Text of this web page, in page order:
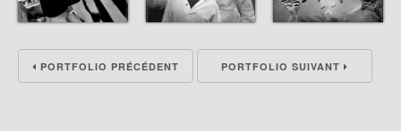
PORTFOLIO PRÉCÉDENT PORTFOLIO SUIVANT